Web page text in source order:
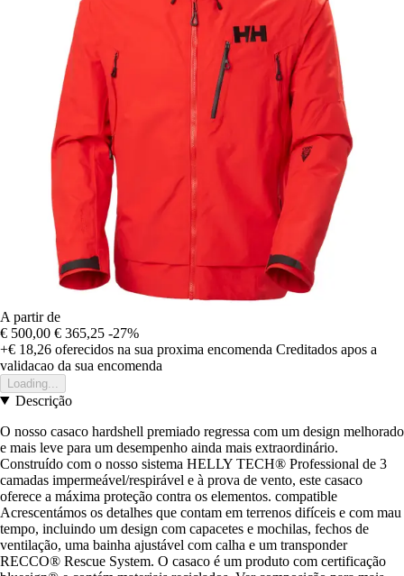
A partir de
€ 500,00 € 365,25 -27%
+€ 18,26 oferecidos na sua proxima encomenda Creditados apos a
validacao da sua encomenda
Loading...
Descrição
O nosso casaco hardshell premiado regressa com um design melhorado
e mais leve para um desempenho ainda mais extraordinário.
Construído com o nosso sistema HELLY TECH® Professional de 3
camadas impermeável/respirável e à prova de vento, este casaco
oferece a máxima proteção contra os elementos. compatible
Acrescentámos os detalhes que contam em terrenos difíceis e com mau
tempo, incluindo um design com capacetes e mochilas, fechos de
ventilação, uma bainha ajustável com calha e um transponder
RECCO® Rescue System. O casaco é um produto com certificação